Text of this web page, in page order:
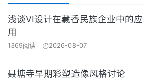
浅谈VI设计在藏香民族企业中的应
用
1369阅读 2026-08-07
聂塘寺早期彩塑造像风格讨论